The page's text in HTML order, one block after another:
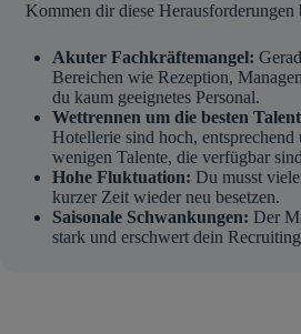
Kommen dir diese Herausforderungen
Akuter Fachkräftemangel:
Bereichen wie Rezeption,
du kaum geeignetes Personal.
Wettrennen um die besten
Hotellerie sind hoch,
wenigen Talente, die verfügbar
Hohe Fluktuation: Du musst
kurzer Zeit wieder neu besetzen.
Saisonale Schwankungen: Der
stark und erschwert dein